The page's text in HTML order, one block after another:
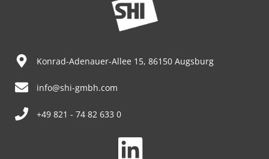
Konrad-Adenauer-Allee 15, 86150 Augsburg
info@shi-gmbh.com
+49 821 - 74 82 633 0